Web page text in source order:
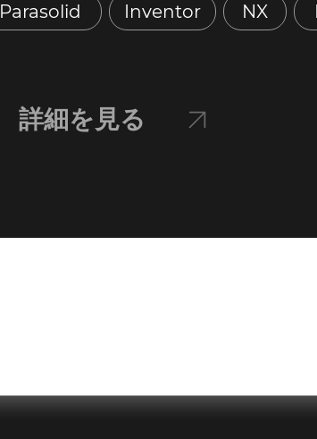
Parasolid Inventor NX
詳細を見る